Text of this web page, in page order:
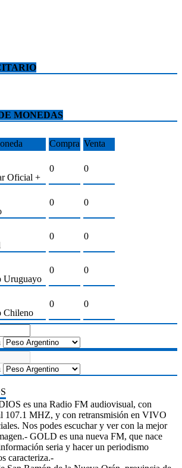
MONEDAS
Compra Venta
Oficial +
0 0
0 0
0 0
Uruguayo
0 0
Chileno
0 0
es una Radio FM audiovisual, con
107.1 MHZ, y con retransmisión en VIVO
Nos podes escuchar y ver con la mejor
GOLD es una nueva FM, que nace
seria y hacer un periodismo
caracteriza.-